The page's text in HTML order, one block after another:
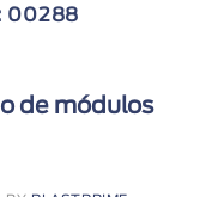
00288
de módulos